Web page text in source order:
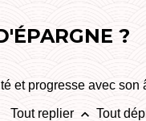
?
et progresse avec son
Tout replier keyboard_arrow_up Tout